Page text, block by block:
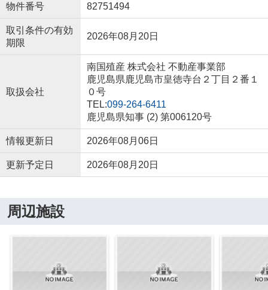
物件番号 82751494
取引条件の有効
期限
2026年08月20日
取扱会社
南国殖産 株式会社 不動産事業部
鹿児島県鹿児島市皇徳寺台２丁目２番１
０号
TEL:099-264-6411
鹿児島県知事 (2) 第006120号
情報更新日 2026年08月06日
更新予定日 2026年08月20日
周辺施設